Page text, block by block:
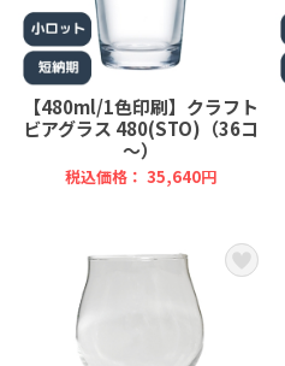
【480ml/1色印刷】クラフト
ビアグラス 480(STO)（36コ
～）
税込価格： 35,640円